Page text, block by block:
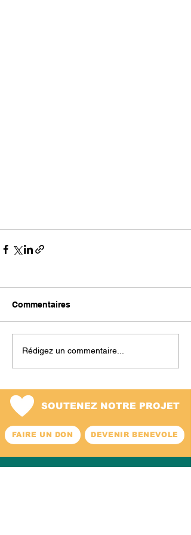
Commentaires
Rédigez un commentaire...
SOUTENEZ NOTRE PROJET
FAIRE UN DON DEVENIR BENEVOLE